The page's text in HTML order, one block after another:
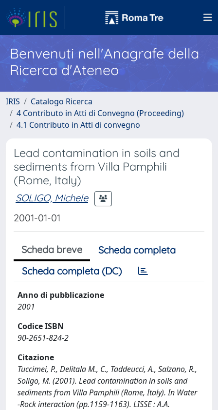
Benvenuti nell'Anagrafe della
Ricerca d'Ateneo
IRIS
Catalogo Ricerca
4 Contributo in Atti di Convegno (Proceeding)
4.1 Contributo in Atti di convegno
Lead contamination in soils and
sediments from Villa Pamphili
(Rome, Italy)
SOLIGO, Michele
2001-01-01
Scheda breve
Scheda completa
Scheda completa (DC)
Anno di pubblicazione
2001
Codice ISBN
90-2651-824-2
Citazione
Tuccimei, P., Delitala M., C., Taddeucci, A., Salzano, R.,
Soligo, M. (2001). Lead contamination in soils and
sediments from Villa Pamphili (Rome, Italy). In Water
-Rock interaction (pp.1159-1163). LISSE : A.A.